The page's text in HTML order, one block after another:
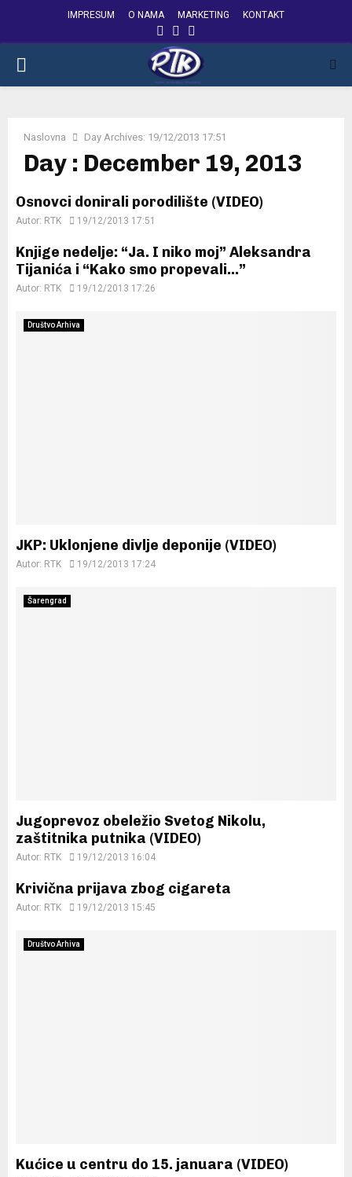
IMPRESUM O NAMA MARKETING KONTAKT
FACEBOOK
INSTAGRAM
PRIMARY
Naslovna Day Archives: 19/12/2013 17:51
Day : December 19, 2013
Osnovci donirali porodilište (VIDEO)
Autor: RTK 19/12/2013 17:51
Knjige nedelje: “Ja. I niko moj” Aleksandra
Tijanića i “Kako smo propevali…”
Autor: RTK 19/12/2013 17:26
Društvo Arhiva
JKP: Uklonjene divlje deponije (VIDEO)
Autor: RTK 19/12/2013 17:24
Šarengrad
Jugoprevoz obeležio Svetog Nikolu,
zaštitnika putnika (VIDEO)
Autor: RTK 19/12/2013 16:04
Krivična prijava zbog cigareta
Autor: RTK 19/12/2013 15:45
Društvo Arhiva
Kućice u centru do 15. januara (VIDEO)